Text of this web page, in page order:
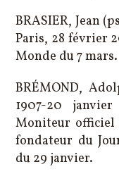
BRASIER, Jean
Paris, 28 février
Monde du 7 mars.
BRÉMOND,
1907-20
Moniteur officiel
fondateur du
du 29 janvier.